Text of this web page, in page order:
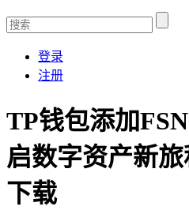
登录
注册
TP钱包添加
启数字资产新
下载